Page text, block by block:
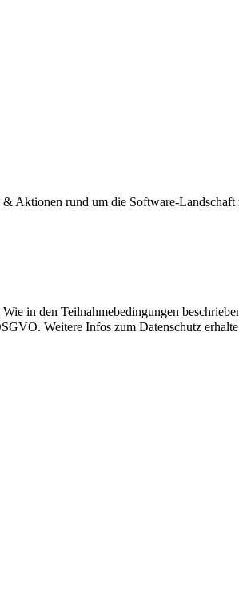
Aktionen rund um die Software-Landschaft
Wie in den Teilnahmebedingungen
Weitere Infos zum Datenschutz